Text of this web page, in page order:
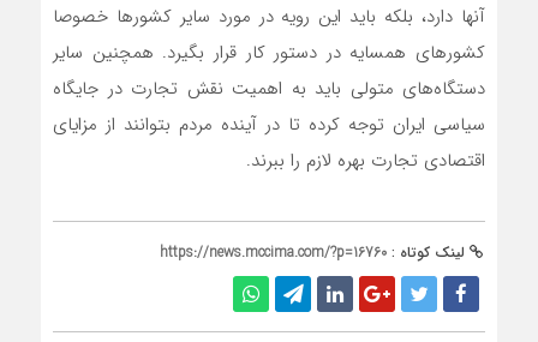
آنها دارد، بلکه باید این رویه در مورد سایر کشورها خصوصا
کشورهای همسایه در دستور کار قرار بگیرد. همچنین سایر
دستگاه‌های متولی باید به اهمیت نقش تجارت در جایگاه
سیاسی ایران توجه کرده تا در آینده مردم بتوانند از مزایای
اقتصادی تجارت بهره لازم را ببرند.
لینک کوتاه : https://news.mccima.com/?p=16760